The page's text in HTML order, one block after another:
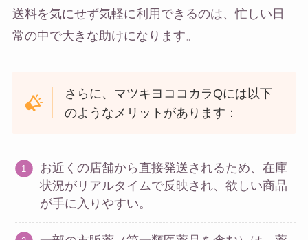
送料を気にせず気軽に利用できるのは、忙しい日
常の中で大きな助けになります。
さらに、マツキヨココカラQには以下
のようなメリットがあります：
お近くの店舗から直接発送されるため、在庫
状況がリアルタイムで反映され、欲しい商品
が手に入りやすい。